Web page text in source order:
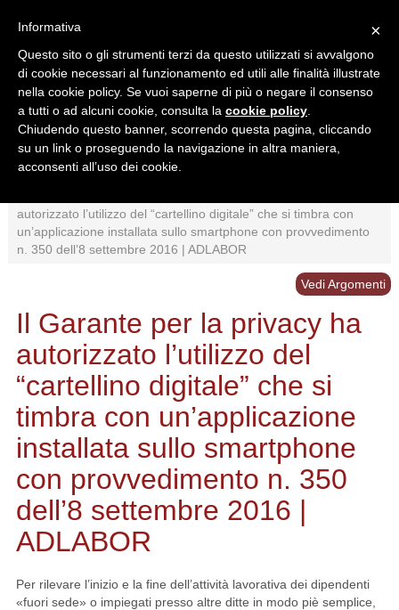
Ricerca in:
Sezione corrente
Tutto il sito
autorizzato l’utilizzo del “cartellino digitale” che si timbra con
un’applicazione installata sullo smartphone con provvedimento
n. 350 dell’8 settembre 2016 | ADLABOR
Il Garante per la privacy ha
autorizzato l’utilizzo del
“cartellino digitale” che si
timbra con un’applicazione
installata sullo smartphone
con provvedimento n. 350
dell’8 settembre 2016 |
ADLABOR
Per rilevare l’inizio e la fine dell’attività lavorativa dei dipendenti
«fuori sede» o impiegati presso altre ditte in modo piè semplice,
Vedi Argomenti
×
Informativa
Questo sito o gli strumenti terzi da questo utilizzati si avvalgono
di cookie necessari al funzionamento ed utili alle finalità illustrate
nella cookie policy. Se vuoi saperne di più o negare il consenso
a tutti o ad alcuni cookie, consulta la cookie policy
Chiudendo questo banner, scorrendo questa pagina, cliccando
su un link o proseguendo la navigazione in altra maniera,
acconsenti all’uso dei cookie.